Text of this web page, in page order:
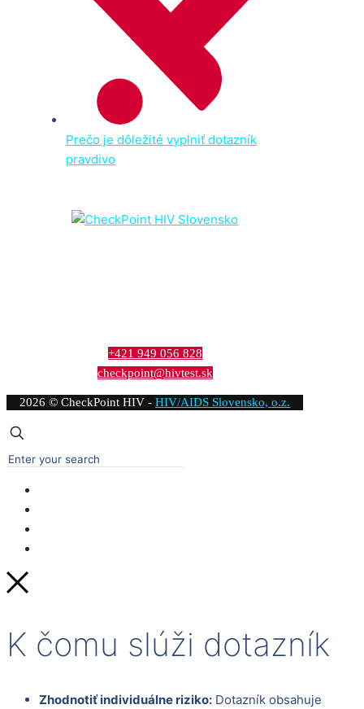
Prečo je dôležité vyplniť dotazník
pravdivo
+421 949 056 828
checkpoint@hivtest.sk
2026 © CheckPoint HIV - HIV/AIDS Slovensko, o.z.
K čomu slúži dotazník
Zhodnotiť individuálne riziko: Dotazník obsahuje